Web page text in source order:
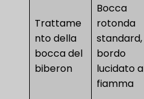
Trattame
nto della
bocca del
biberon
Bocca
rotonda
standard,
bordo
lucidato a
fiamma